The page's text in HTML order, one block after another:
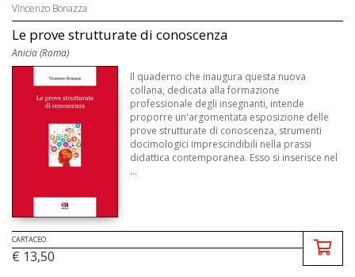
Vincenzo Bonazza
Le prove strutturate di conoscenza
Anicia (Roma)
Il quaderno che inaugura questa nuova
collana, dedicata alla formazione
professionale degli insegnanti, intende
proporre un'argomentata esposizione delle
prove strutturate di conoscenza, strumenti
docimologici imprescindibili nella prassi
didattica contemporanea. Esso si inserisce nel
...
CARTACEO
€ 13,50